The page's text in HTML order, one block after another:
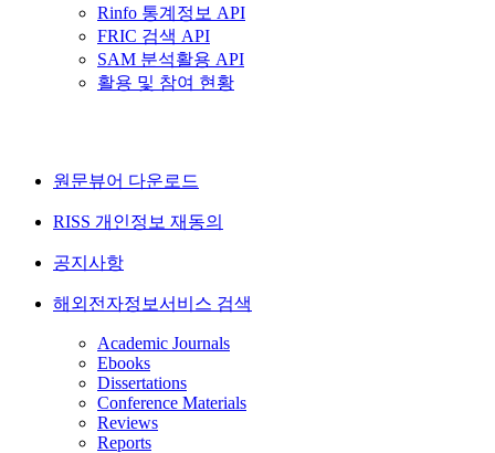
Rinfo 통계정보 API
FRIC 검색 API
SAM 분석활용 API
활용 및 참여 현황
원문뷰어 다운로드
RISS 개인정보 재동의
공지사항
해외전자정보서비스 검색
Academic Journals
Ebooks
Dissertations
Conference Materials
Reviews
Reports